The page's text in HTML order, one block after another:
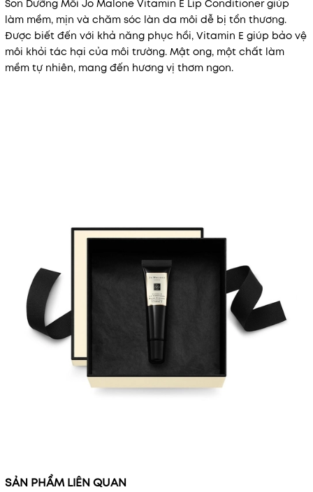
Son Dưỡng Môi Jo Malone Vitamin E Lip Conditioner giúp
làm mềm, mịn và chăm sóc làn da môi dễ bị tổn thương.
Được biết đến với khả năng phục hồi, Vitamin E giúp bảo vệ
môi khỏi tác hại của môi trường. Mật ong, một chất làm
mềm tự nhiên, mang đến hương vị thơm ngon.
SẢN PHẨM LIÊN QUAN